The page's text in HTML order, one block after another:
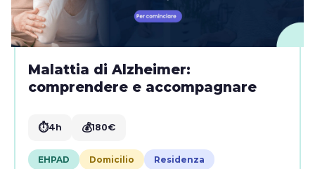
Malattia di Alzheimer:
comprendere e accompagnare
⏱️4h 💰180€
EHPAD Domicilio Residenza